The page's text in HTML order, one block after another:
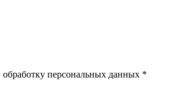
персональных данных *